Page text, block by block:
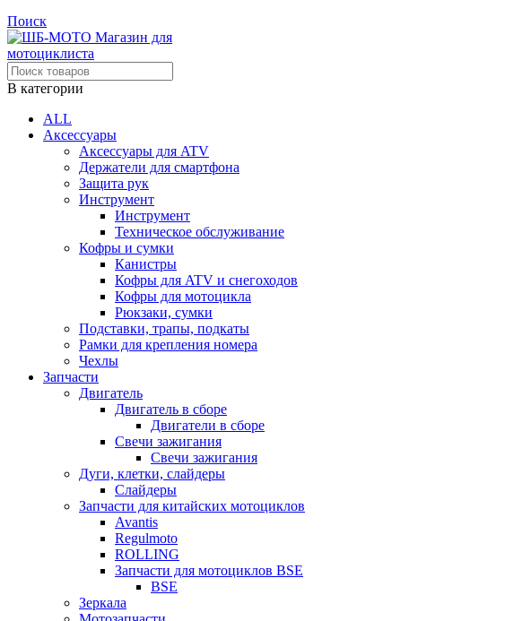
Поиск
В категории
ALL
Аксессуары
Аксессуары для ATV
Держатели для смартфона
Защита рук
Инструмент
Инструмент
Техническое обслуживание
Кофры и сумки
Канистры
Кофры для ATV и снегоходов
Кофры для мотоцикла
Рюкзаки, сумки
Подставки, трапы, подкаты
Рамки для крепления номера
Чехлы
Запчасти
Двигатель
Двигатель в сборе
Двигатели в сборе
Свечи зажигания
Свечи зажигания
Дуги, клетки, слайдеры
Слайдеры
Запчасти для китайских мотоциклов
Avantis
Regulmoto
ROLLING
Запчасти для мотоциклов BSE
BSE
Зеркала